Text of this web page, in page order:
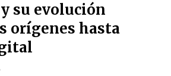
su evolución
orígenes hasta